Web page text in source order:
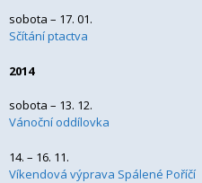
sobota – 17. 01.
Sčítání ptactva
2014
sobota – 13. 12.
Vánoční oddílovka
14. – 16. 11.
Víkendová výprava Spálené Poříčí